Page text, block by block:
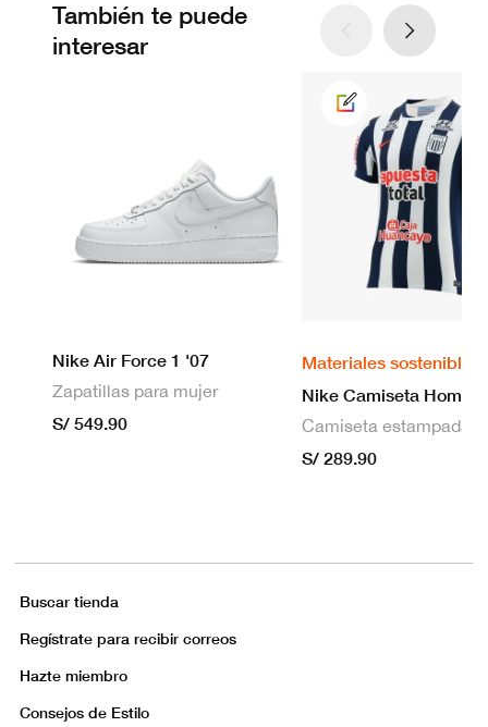
También te puede
interesar
Nike Air Force 1 '07
Zapatillas para mujer
S/ 549.90
Materiales sostenibles
S/ 289.90
Buscar tienda
Regístrate para recibir correos
Hazte miembro
Consejos de Estilo